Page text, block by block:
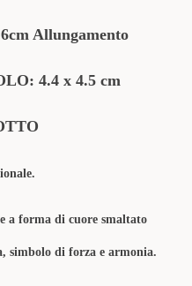
Allungamento
4.4 x 4.5 cm
a forma di cuore smaltato
simbolo di forza e armonia.